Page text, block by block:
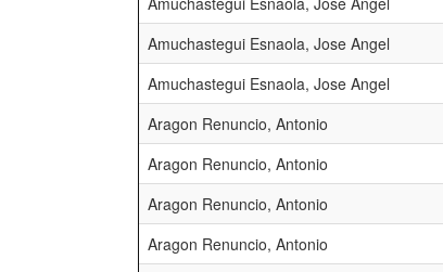
Amuchastegui Esnaola, Jose Angel
Amuchastegui Esnaola, Jose Angel
Aragon Renuncio, Antonio
Aragon Renuncio, Antonio
Aragon Renuncio, Antonio
Aragon Renuncio, Antonio